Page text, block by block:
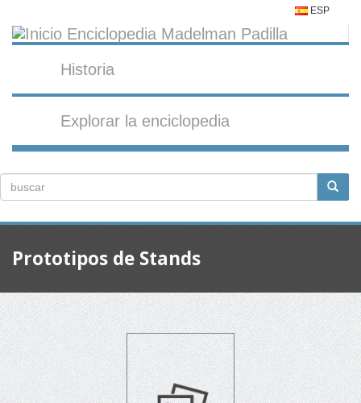
ESP
Historia
Explorar la enciclopedia
Prototipos de Stands